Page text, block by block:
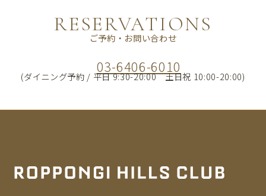
RESERVATIONS
ご予約・お問い合わせ
03-6406-6010
(ダイニング予約 / 平日 9:30-20:00 土日祝 10:00-20:00)